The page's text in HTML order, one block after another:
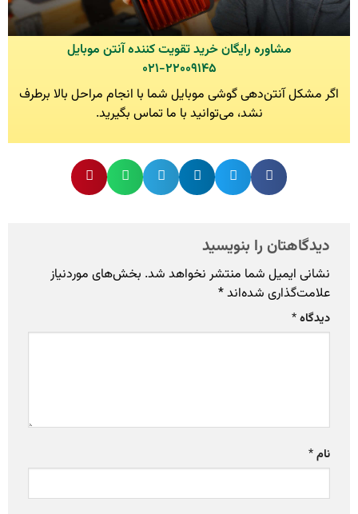
مشاوره رایگان خرید تقویت کننده آنتن موبایل
۰۲۱-۲۲۰۰۹۱۴۵
اگر مشکل آنتن‌دهی گوشی موبایل شما با انجام مراحل بالا برطرف
نشد، می‌توانید با ما تماس بگیرید.
دیدگاهتان را بنویسید
نشانی ایمیل شما منتشر نخواهد شد. بخش‌های موردنیاز
علامت‌گذاری شده‌اند*
دیدگاه*
نام*